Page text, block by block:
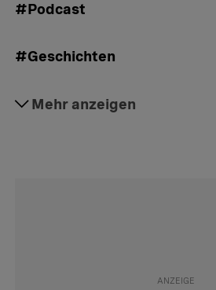
#Podcast
#Geschichten
Mehr anzeigen
#Missstände